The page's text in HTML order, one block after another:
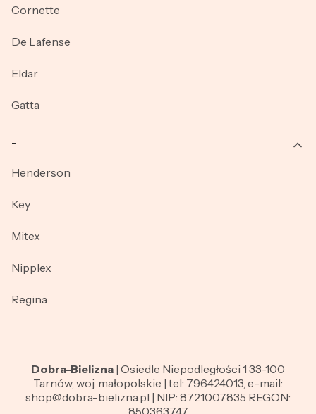
Cornette
De Lafense
Eldar
Gatta
Henderson
Key
Mitex
Nipplex
Regina
Dobra-Bielizna | Osiedle Niepodległości 1 33-100
Tarnów, woj. małopolskie | tel: 796424013, e-mail:
shop@dobra-bielizna.pl | NIP: 8721007835 REGON:
850363747